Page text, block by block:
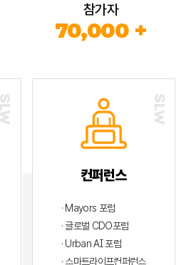
참가자
70,000 +
컨퍼런스
· Mayors 포럼
· 글로벌 CDO포럼
· Urban AI 포럼
· 스마트라이프컨퍼런스